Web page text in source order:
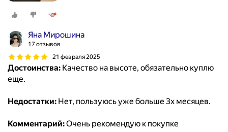
Яна Мирошина
17 отзывов
21 февраля 2025
Достоинства: Качество на высоте, обязательно куплю
еще.
Недостатки: Нет, пользуюсь уже больше 3х месяцев.
Комментарий:Очень рекомендую к покупке